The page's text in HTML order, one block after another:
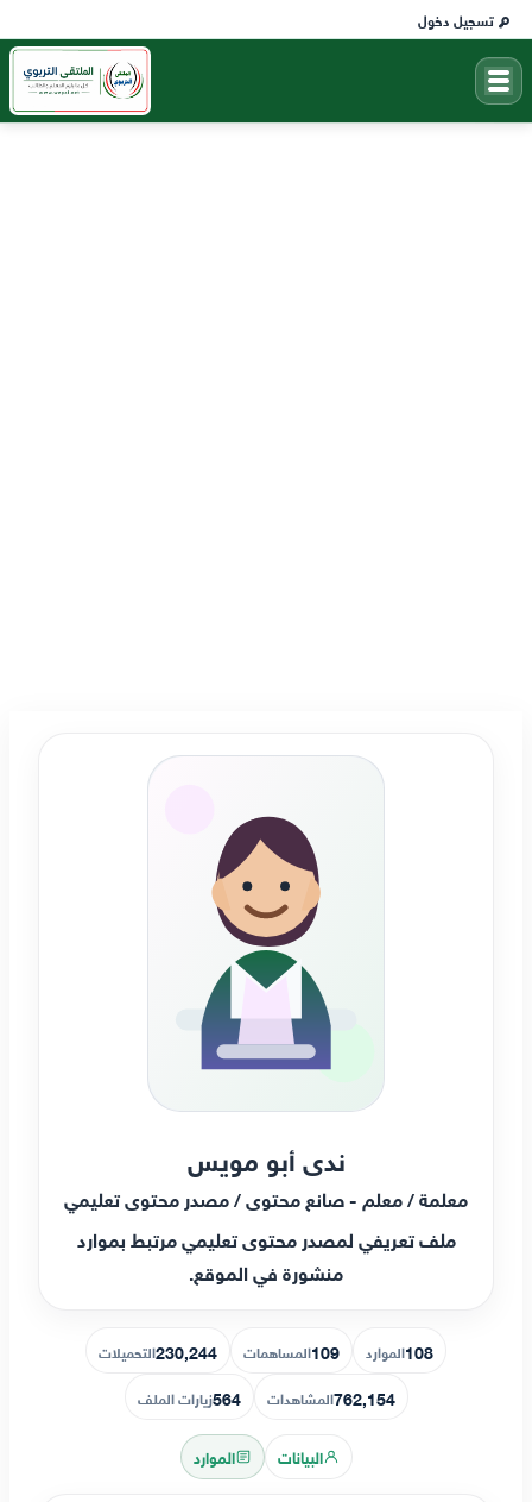
تسجيل دخول
ندى أبو مويس
معلمة / معلم - صانع محتوى / مصدر محتوى تعليمي
ملف تعريفي لمصدر محتوى تعليمي مرتبط بموارد
منشورة في الموقع.
108الموارد 109المساهمات 230,244التحميلات
762,154المشاهدات 564زيارات الملف
البيانات الموارد